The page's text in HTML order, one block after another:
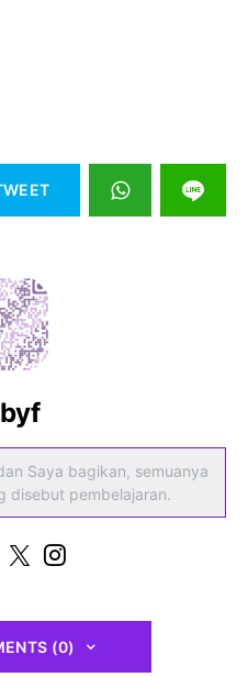
Saya bagikan, semuanya
disebut pembelajaran.
(0)